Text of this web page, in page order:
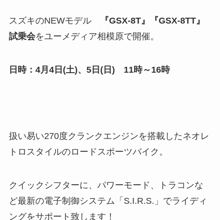
スズキのNEWモデル
『GSX-8T』『GSX-8TT』
試乗会をユーメディア相模原で開催。
日時：4月4日(土)、5日(日) 11時～16時
扱い易い270度クランクエンジンを搭載したネオレ
トロスタイルのロードスポーツバイク。
クイックシフターに、パワーモード、トラコンな
ど最新の電子制御システム「S.I.R.S.」でライディ
ングをサポート致します！